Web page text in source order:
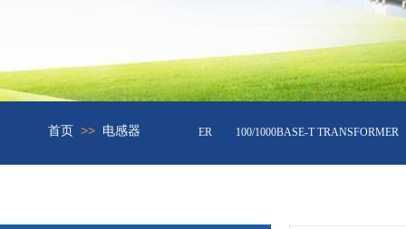
器10/100兆 BASE-T TRANSFORMER 100/1000BASE-T TRANSFORMER
首页 >> 电感器